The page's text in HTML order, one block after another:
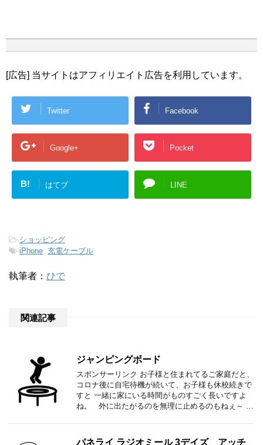
[広告] 当サイトはアフィリエイト広告を利用しています。
Twitter Facebook
Google+ Pocket
B! はてブ LINE
-ショッピング
-iPhone, 充電ケーブル
執筆者： ひで
関連記事
ジャンピングボード
スポンサーリンク お子様と住まれてるご家庭だと、
コロナ後に自宅待機が続いて、お子様も休校続きで
すと 一緒に家にいる時間がものすごく長いですよ
ね。 外に出たがるのを無理に止めるのもねぇ～ …
パネライ ラジオミール 3デイズ アッチ